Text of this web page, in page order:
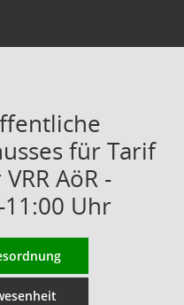
für Tarif
AöR -
Uhr